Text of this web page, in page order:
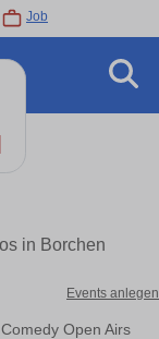
Job
in Borchen
Events anlegen
Open Airs